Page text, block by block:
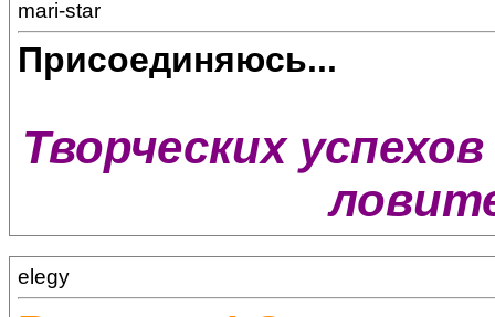
mari-star
Присоединяюсь...
Творческих
elegy